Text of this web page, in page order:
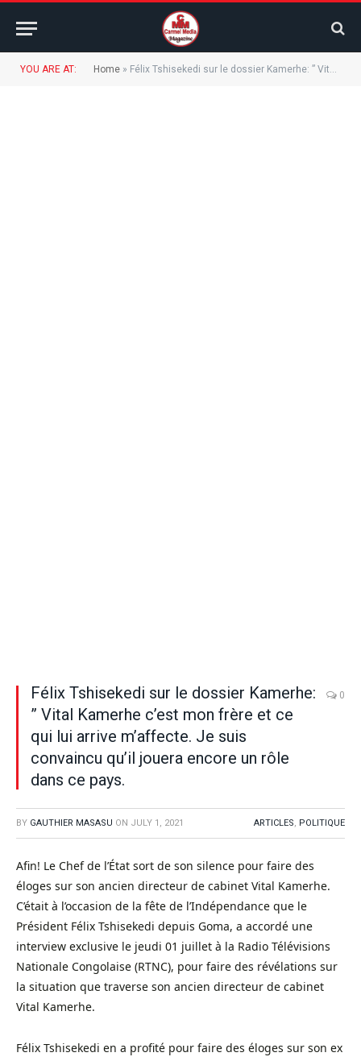
YOU ARE AT: Home » Félix Tshisekedi sur le dossier Kamerhe: ” Vital Kamerhe c’est mon frère et ce qui lui arrive m’affecte. Je suis convaincu qu’il jouera encore un rôle dans ce pays.
Félix Tshisekedi sur le dossier Kamerhe:
” Vital Kamerhe c’est mon frère et ce
qui lui arrive m’affecte. Je suis
convaincu qu’il jouera encore un rôle
dans ce pays.
0
BY GAUTHIER MASASU ON JULY 1, 2021 ARTICLES, POLITIQUE
Afin! Le Chef de l’État sort de son silence pour faire des
éloges sur son ancien directeur de cabinet Vital Kamerhe.
C’était à l’occasion de la fête de l’Indépendance que le
Président Félix Tshisekedi depuis Goma, a accordé une
interview exclusive le jeudi 01 juillet à la Radio Télévisions
Nationale Congolaise (RTNC), pour faire des révélations sur
la situation que traverse son ancien directeur de cabinet
Vital Kamerhe.
Félix Tshisekedi en a profité pour faire des éloges sur son ex